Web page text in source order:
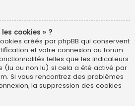
cookies » ?
créés par phpBB qui conservent
et votre connexion au forum.
telles que les indicateurs
(lu ou non lu) si cela a été activé par
Si vous rencontrez des problèmes
la suppression des cookies